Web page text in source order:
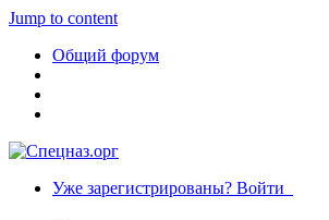
Jump to content
Общий форум
Уже зарегистрированы? Войти